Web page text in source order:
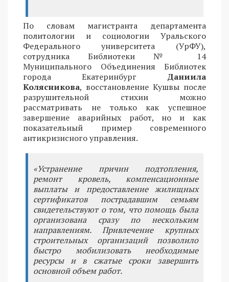
По словам магистранта департамента
политологии и социологии Уральского
Федерального университета (УрФУ),
сотрудника Библиотеки № 14
Муниципального Объединения Библиотек
города Екатеринбург Даниила
Колясникова, восстановление Кушвы после
разрушительной стихии можно
рассматривать не только как успешное
завершение аварийных работ, но и как
показательный пример современного
антикризисного управления.
«Устранение причин подтопления,
ремонт кровель, компенсационные
выплаты и предоставление жилищных
сертификатов пострадавшим семьям
свидетельствуют о том, что помощь была
организована сразу по нескольким
направлениям. Привлечение крупных
строительных организаций позволило
быстро мобилизовать необходимые
ресурсы и в сжатые сроки завершить
основной объем работ.